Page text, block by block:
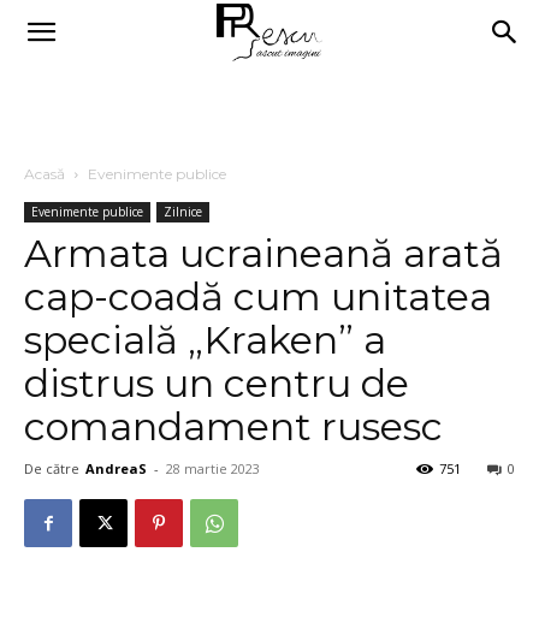
Acasă Evenimente publice
Evenimente publice Zilnice
Armata ucraineană arată
cap-coadă cum unitatea
specială „Kraken” a
distrus un centru de
comandament rusesc
De către AndreaS - 28 martie 2023 0
751